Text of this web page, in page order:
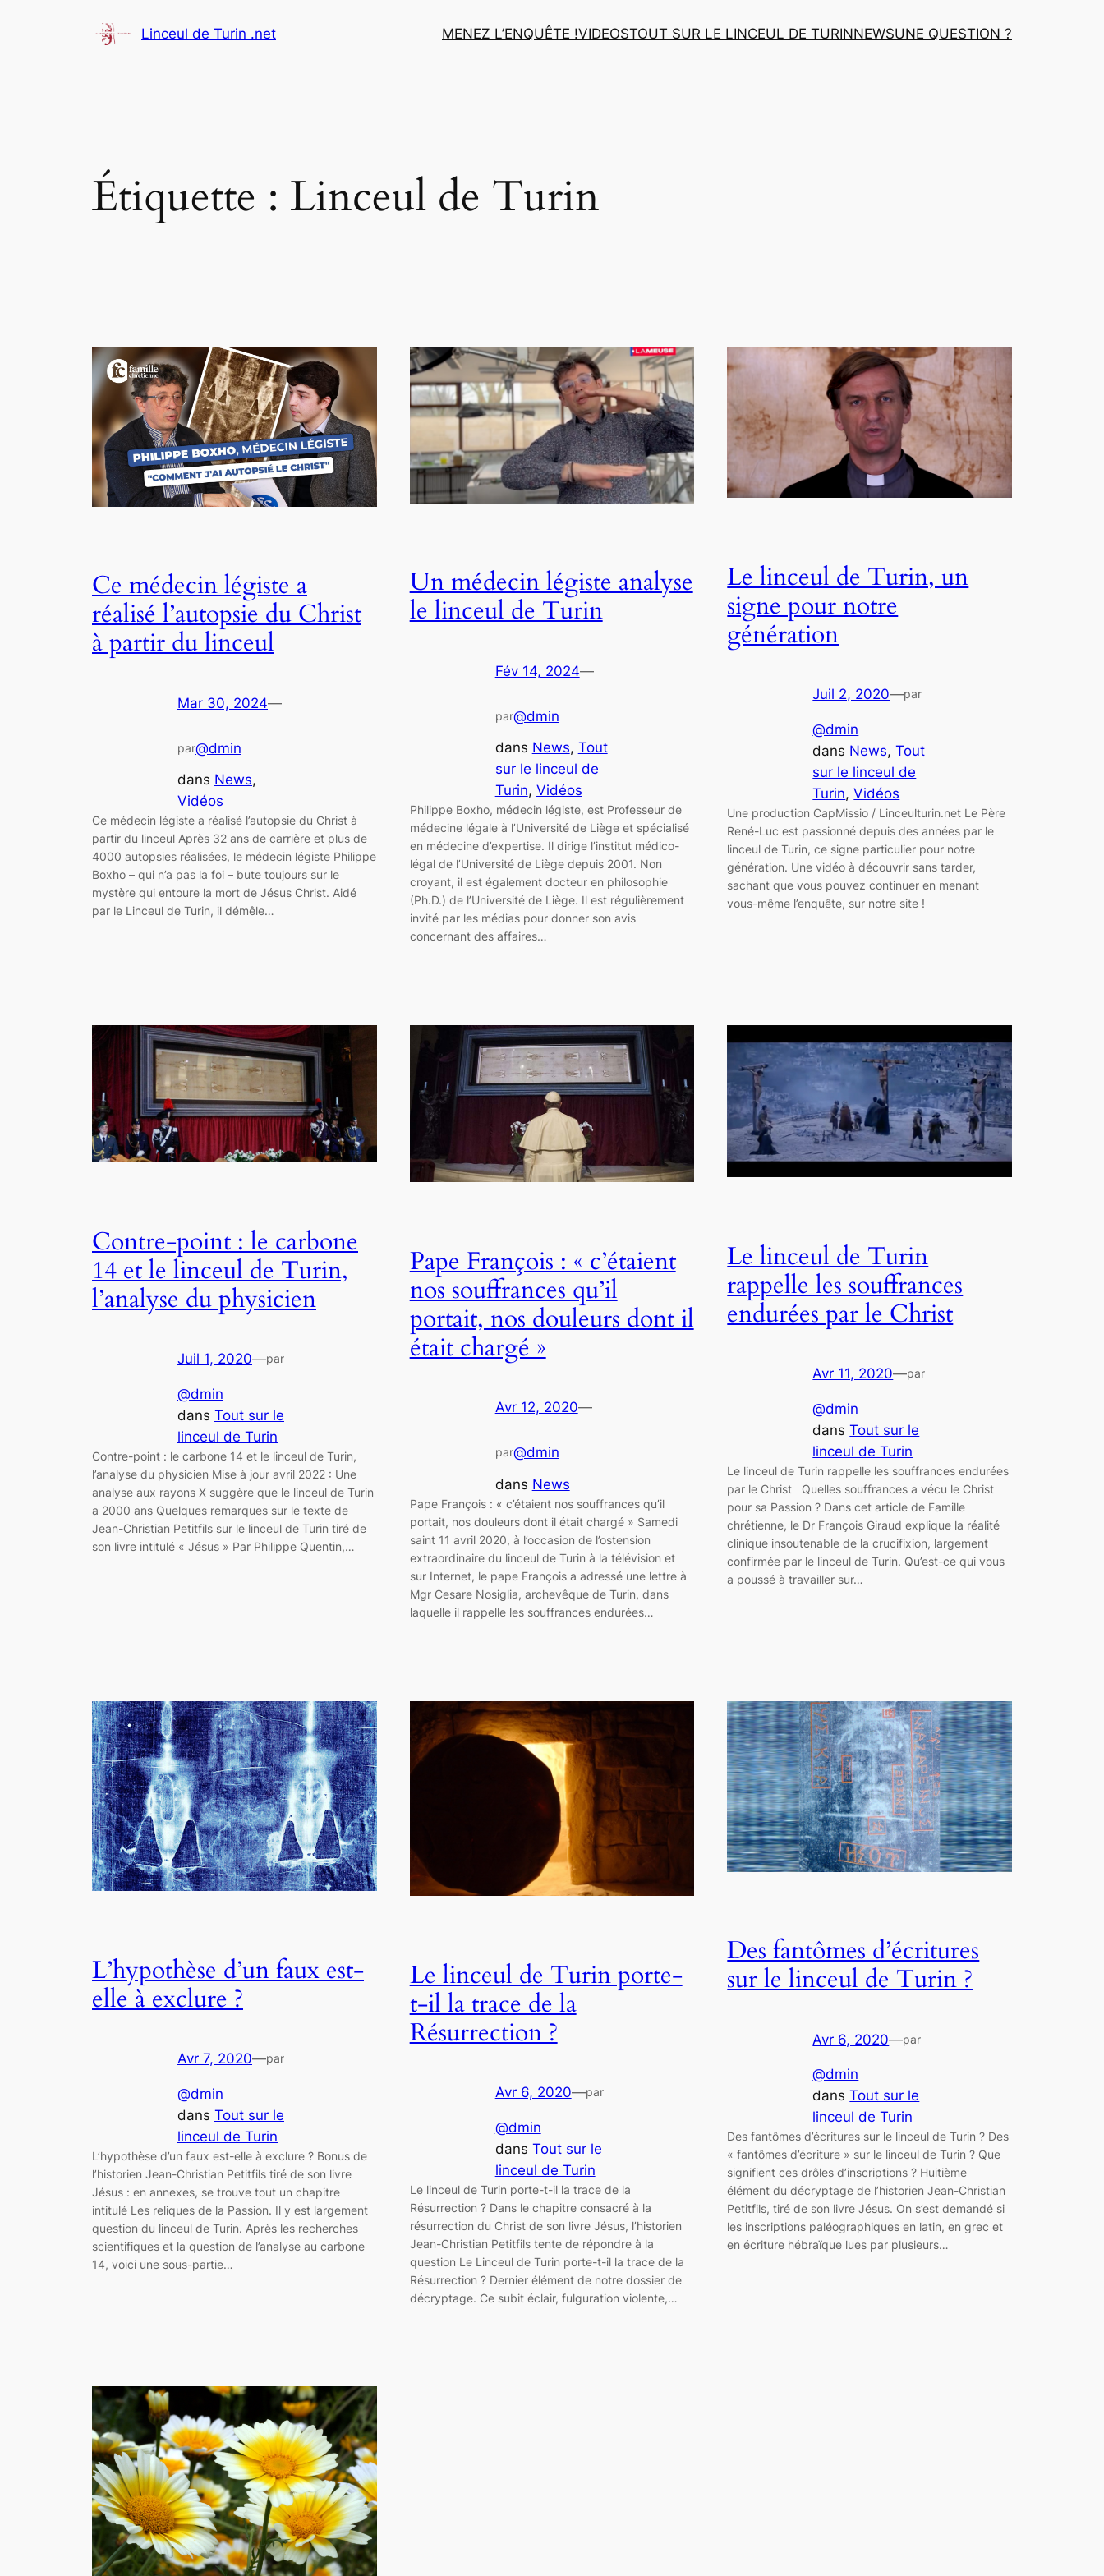
Linceul de Turin .net MENEZ L’ENQUÊTE !VIDEOSTOUT SUR LE LINCEUL DE TURINNEWSUNE QUESTION ?
Étiquette : Linceul de Turin
Ce médecin légiste a
réalisé l’autopsie du Christ
à partir du linceul
Mar 30, 2024—
par@dmin
dans News
Vidéos
Ce médecin légiste a réalisé l’autopsie du Christ à
partir du linceul Après 32 ans de carrière et plus de
4000 autopsies réalisées, le médecin légiste Philippe
Boxho – qui n’a pas la foi – bute toujours sur le
mystère qui entoure la mort de Jésus Christ. Aidé
par le Linceul de Turin, il démêle…
Un médecin légiste analyse
le linceul de Turin
Fév 14, 2024—
par@dmin
dans News, Tout
sur le linceul de
Turin, Vidéos
Philippe Boxho, médecin légiste, est Professeur de
médecine légale à l’Université de Liège et spécialisé
en médecine d’expertise. Il dirige l’institut médico-
légal de l’Université de Liège depuis 2001. Non
croyant, il est également docteur en philosophie
(Ph.D.) de l’Université de Liège. Il est régulièrement
invité par les médias pour donner son avis
concernant des affaires…
Le linceul de Turin, un
signe pour notre
génération
Juil 2, 2020—par
@dmin
dans News, Tout
sur le linceul de
Turin, Vidéos
Une production CapMissio / Linceulturin.net Le Père
René-Luc est passionné depuis des années par le
linceul de Turin, ce signe particulier pour notre
génération. Une vidéo à découvrir sans tarder,
sachant que vous pouvez continuer en menant
vous-même l’enquête, sur notre site !
Contre-point : le carbone
14 et le linceul de Turin,
l’analyse du physicien
Juil 1, 2020—par
@dmin
dans Tout sur le
linceul de Turin
Contre-point : le carbone 14 et le linceul de Turin,
l’analyse du physicien Mise à jour avril 2022 : Une
analyse aux rayons X suggère que le linceul de Turin
a 2000 ans Quelques remarques sur le texte de
Jean-Christian Petitfils sur le linceul de Turin tiré de
son livre intitulé « Jésus » Par Philippe Quentin,…
Pape François : « c’étaient
nos souffrances qu’il
portait, nos douleurs dont il
était chargé »
Avr 12, 2020—
par@dmin
dans News
Pape François : « c’étaient nos souffrances qu’il
portait, nos douleurs dont il était chargé » Samedi
saint 11 avril 2020, à l’occasion de l’ostension
extraordinaire du linceul de Turin à la télévision et
sur Internet, le pape François a adressé une lettre à
Mgr Cesare Nosiglia, archevêque de Turin, dans
laquelle il rappelle les souffrances endurées…
Le linceul de Turin
rappelle les souffrances
endurées par le Christ
Avr 11, 2020—par
@dmin
dansTout sur le
linceul de Turin
Le linceul de Turin rappelle les souffrances endurées
par le Christ Quelles souffrances a vécu le Christ
pour sa Passion ? Dans cet article de Famille
chrétienne, le Dr François Giraud explique la réalité
clinique insoutenable de la crucifixion, largement
confirmée par le linceul de Turin. Qu’est-ce qui vous
a poussé à travailler sur…
L’hypothèse d’un faux est-
elle à exclure ?
Avr 7, 2020—par
@dmin
dans Tout sur le
linceul de Turin
L’hypothèse d’un faux est-elle à exclure ? Bonus de
l’historien Jean-Christian Petitfils tiré de son livre
Jésus : en annexes, se trouve tout un chapitre
intitulé Les reliques de la Passion. Il y est largement
question du linceul de Turin. Après les recherches
scientifiques et la question de l’analyse au carbone
14, voici une sous-partie…
Le linceul de Turin porte-
t-il la trace de la
Résurrection ?
Avr 6, 2020—par
@dmin
dans Tout sur le
linceul de Turin
Le linceul de Turin porte-t-il la trace de la
Résurrection ? Dans le chapitre consacré à la
résurrection du Christ de son livre Jésus, l’historien
Jean-Christian Petitfils tente de répondre à la
question Le Linceul de Turin porte-t-il la trace de la
Résurrection ? Dernier élément de notre dossier de
décryptage. Ce subit éclair, fulguration violente,…
Des fantômes d’écritures
sur le linceul de Turin ?
Avr 6, 2020—par
@dmin
dansTout sur le
linceul de Turin
Des fantômes d’écritures sur le linceul de Turin ? Des
« fantômes d’écriture » sur le linceul de Turin ? Que
signifient ces drôles d’inscriptions ? Huitième
élément du décryptage de l’historien Jean-Christian
Petitfils, tiré de son livre Jésus. On s’est demandé si
les inscriptions paléographiques en latin, en grec et
en écriture hébraïque lues par plusieurs…